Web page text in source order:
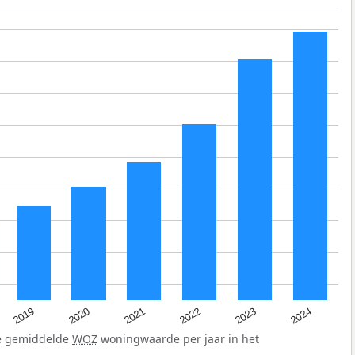
2019 2020 2021 2022 2023 2024
gemiddelde WOZ woningwaarde per jaar in het